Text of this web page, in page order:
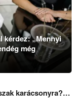
kérdez: „Mennyi
még
karácsonyra?…